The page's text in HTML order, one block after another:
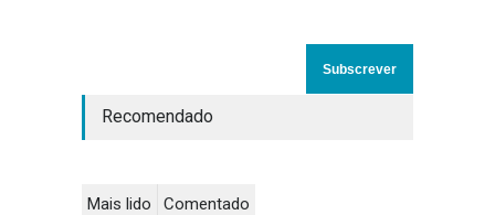
Recomendado
Mais lido Comentado